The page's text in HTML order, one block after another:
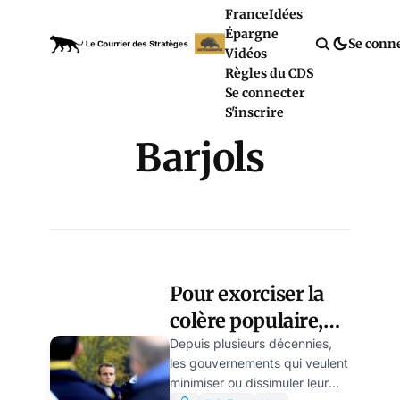
FranceIdées
Épargne
Vidéos
Règles du CDS
Se connecter
S'inscrire
Se
Barjols
Pour exorciser la
colère populaire,
Macron tente
d’inventer un
Depuis plusieurs décennies,
les gouvernements qui veulent
minimiser ou dissimuler leur